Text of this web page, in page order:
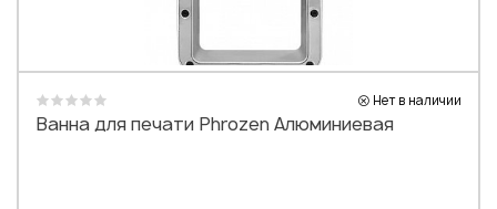
Нет в наличии
Ванна для печати Phrozen Алюминиевая